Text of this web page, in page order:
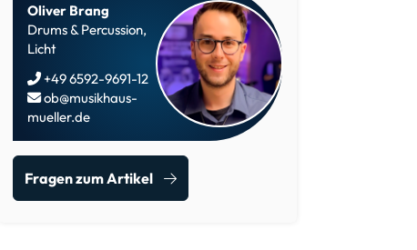
Oliver Brang
Drums & Percussion,
Licht
+49 6592-9691-12
ob@musikhaus-
mueller.de
Fragen zum Artikel